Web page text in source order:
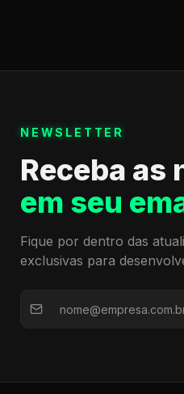
NEWSLETTER
Receba as
em seu
Fique por dentro das
exclusivas para